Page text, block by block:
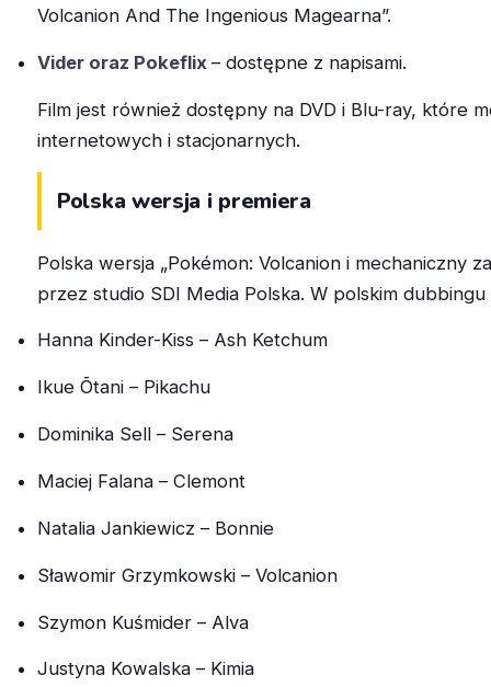
Volcanion And The Ingenious Magearna”.
Vider oraz Pokeflix – dostępne z napisami.
Film jest również dostępny na DVD i Blu-ray, które
internetowych i stacjonarnych.
Polska wersja i premiera
Polska wersja „Pokémon: Volcanion i mechaniczny
przez studio SDI Media Polska. W polskim dubbingu
Hanna Kinder-Kiss – Ash Ketchum
Ikue Ōtani – Pikachu
Dominika Sell – Serena
Maciej Falana – Clemont
Natalia Jankiewicz – Bonnie
Sławomir Grzymkowski – Volcanion
Szymon Kuśmider – Alva
Justyna Kowalska – Kimia